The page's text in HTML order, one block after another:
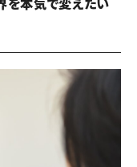
を本気で変えたい